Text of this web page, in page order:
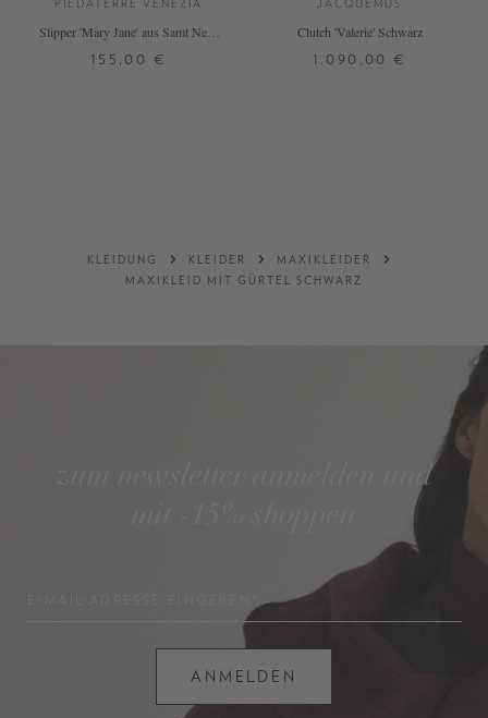
PIEDÀTERRE VENEZIA
Slipper 'Mary Jane' aus Samt Nero
155,00 €
JACQUEMUS
Clutch 'Valerie' Schwarz
1.090,00 €
KLEIDUNG KLEIDER
MAXIKLEIDER
MAXIKLEID MIT GÜRTEL SCHWARZ
zum newsletter anmelden und
ANMELDEN